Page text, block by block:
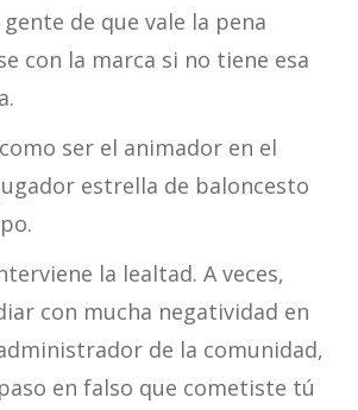
de que vale la pena
con la marca si no tiene esa
ser el animador en el
estrella de baloncesto
la lealtad. A veces,
con mucha negatividad en
de la comunidad,
en falso que cometiste tú